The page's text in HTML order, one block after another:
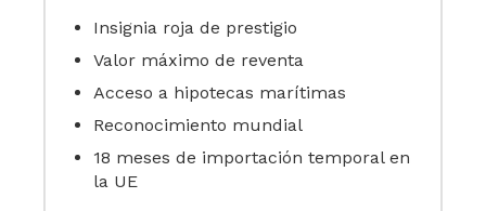
Insignia roja de prestigio
Valor máximo de reventa
Acceso a hipotecas marítimas
Reconocimiento mundial
18 meses de importación temporal en
la UE